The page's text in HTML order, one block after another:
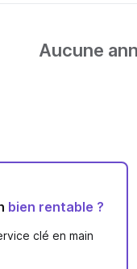
Aucune
bien rentable ?
clé en main